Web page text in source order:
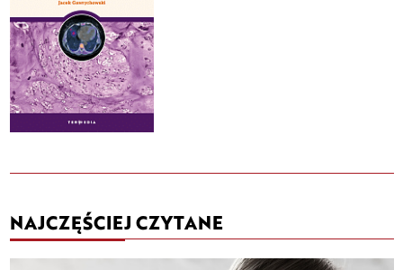
NAJCZĘŚCIEJ CZYTANE